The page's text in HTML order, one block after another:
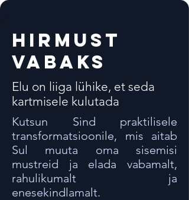
hirmust
vabaks
Elu on liiga lühike, et seda
kartmisele kulutada
Kutsun Sind praktilisele
transformatsioonile, mis aitab
Sul muuta oma sisemisi
mustreid ja elada vabamalt,
rahulikumalt ja
enesekindlamalt.